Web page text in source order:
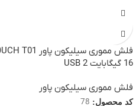
16 گیگابایت USB 2
فلش مموری سیلیکون پاور
کد محصول: 78